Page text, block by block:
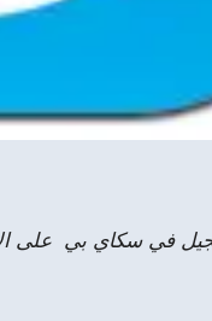
في سكاي بي على